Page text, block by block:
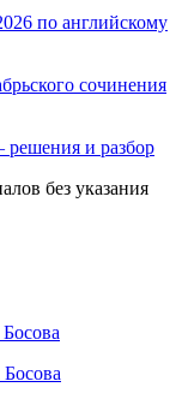
по английскому
сочинения
и разбор
без указания